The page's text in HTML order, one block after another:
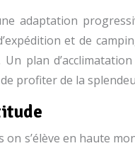
adaptation
et de
plan
profiter de la
s’élève en haute